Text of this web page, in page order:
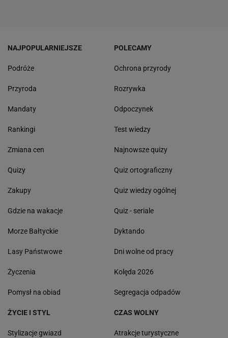
NAJPOPULARNIEJSZE
Podróże
Przyroda
Mandaty
Rankingi
Zmiana cen
Quizy
Zakupy
Gdzie na wakacje
Morze Bałtyckie
Lasy Państwowe
Życzenia
Pomysł na obiad
POLECAMY
Ochrona przyrody
Rozrywka
Odpoczynek
Test wiedzy
Najnowsze quizy
Quiz ortograficzny
Quiz wiedzy ogólnej
Quiz - seriale
Dyktando
Dni wolne od pracy
Kolęda 2026
Segregacja odpadów
ŻYCIE I STYL
Stylizacje gwiazd
CZAS WOLNY
Atrakcje turystyczne